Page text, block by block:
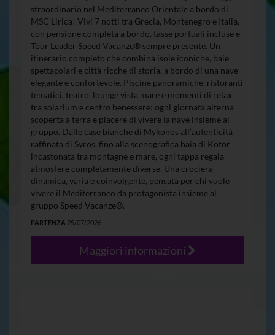
straordinario nel Mediterraneo Orientale a bordo di
MSC Lirica! Vivi 7 notti tra Grecia, Montenegro e Italia,
con pensione completa a bordo, tasse portuali incluse e
Tour Leader Speed Vacanze® sempre presente. Un
itinerario completo che combina isole iconiche, baie
spettacolari e città ricche di storia, a bordo di una nave
elegante e confortevole. Piscine panoramiche, ristoranti
tematici, teatro, lounge vista mare e momenti di relax
tra solarium e centro benessere: ogni giornata alterna
scoperta a terra e piacere di vivere la nave insieme al
gruppo. Dalle case bianche di Mykonos all’autenticità
raffinata di Syros, fino alla scenografica baia di Kotor
incastonata tra montagne e mare, ogni tappa regala
atmosfere completamente diverse. Una crociera
dinamica, varia e coinvolgente, pensata per chi vuole
vivere il Mediterraneo da protagonista insieme al
gruppo Speed Vacanze®.
PARTENZA 25/07/2026
Maggiori informazioni